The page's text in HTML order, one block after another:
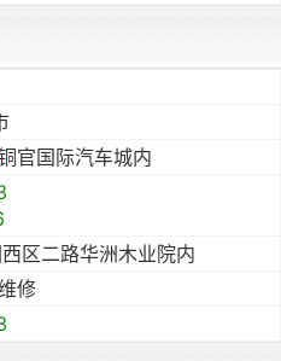
官国际汽车城内
区二路华洲木业院内
修